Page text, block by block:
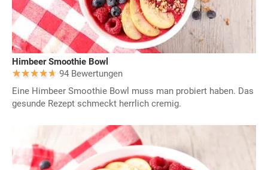
Himbeer Smoothie Bowl
94 Bewertungen
Eine Himbeer Smoothie Bowl muss man probiert haben. Das
gesunde Rezept schmeckt herrlich cremig.